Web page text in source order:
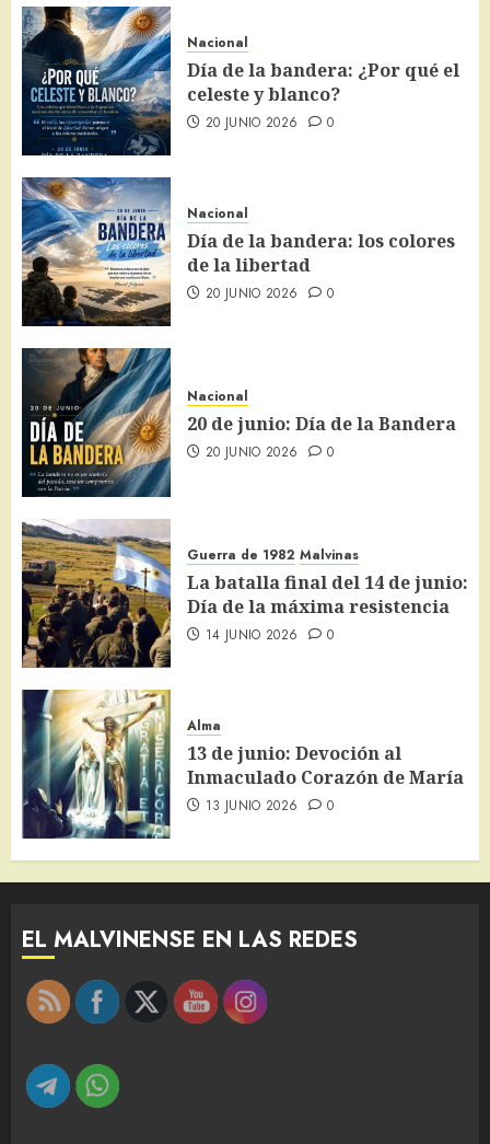
Nacional
Día de la bandera: ¿Por qué el
celeste y blanco?
20 JUNIO 2026 0
Nacional
Día de la bandera: los colores
de la libertad
20 JUNIO 2026 0
Nacional
20 de junio: Día de la Bandera
20 JUNIO 2026 0
Guerra de 1982 Malvinas
La batalla final del 14 de junio:
Día de la máxima resistencia
14 JUNIO 2026 0
Alma
13 de junio: Devoción al
Inmaculado Corazón de María
13 JUNIO 2026 0
EL MALVINENSE EN LAS REDES